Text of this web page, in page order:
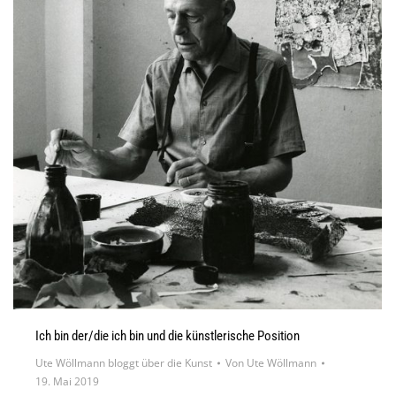
Ich bin der/die ich bin und die künstlerische Position
Ute Wöllmann bloggt über die Kunst Von Ute Wöllmann
19. Mai 2019